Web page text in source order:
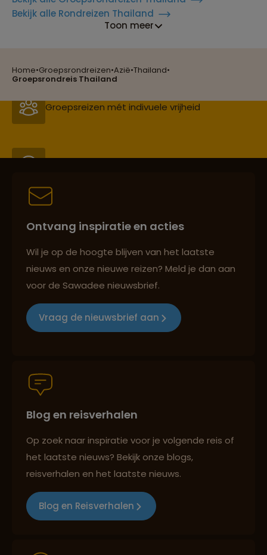
Home•Groepsrondreizen•Azië•Thailand•
Groepsrondreis Thailand
Bekijk alle Rondreizen Thailand
Toon meer
Reizen met oog voor mens, cultuur en milieu
Groepsreizen mét indivuele vrijheid
Best beoordeelde reisroutes
Groepsreizen mét indivuele vrijheid
Best beoordeelde reisroutes
Reizen met oog voor mens, cultuur en milieu
Ontvang inspiratie en acties
Wil je op de hoogte blijven van het laatste
nieuws en onze nieuwe reizen? Meld je dan aan
voor de Sawadee nieuwsbrief.
Vraag de nieuwsbrief aan
Blog en reisverhalen
Op zoek naar inspiratie voor je volgende reis of
het laatste nieuws? Bekijk onze blogs,
reisverhalen en het laatste nieuws.
Blog en Reisverhalen